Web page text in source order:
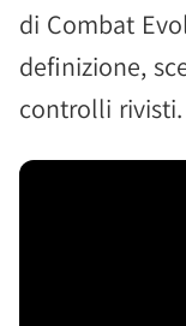
di Combat
definizione,
controlli rivisti.